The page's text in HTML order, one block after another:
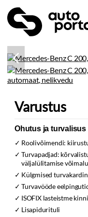
Varustus
Ohutus ja turvalisus
Roolivõimendi:
Turvapadjad:
väljalülitamise
Külgmised
Turvavööde
ISOFIX lasteistme
Lisapidurituli